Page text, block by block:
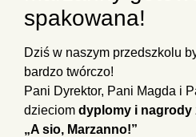
spakowana!
Dziś w naszym przedszkolu
bardzo twórczo!
Pani Dyrektor, Pani Magda i
dzieciom dyplomy i nagrody
„A sio, Marzanno!”